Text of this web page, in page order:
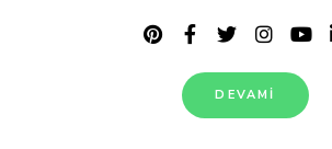
DEVAMI